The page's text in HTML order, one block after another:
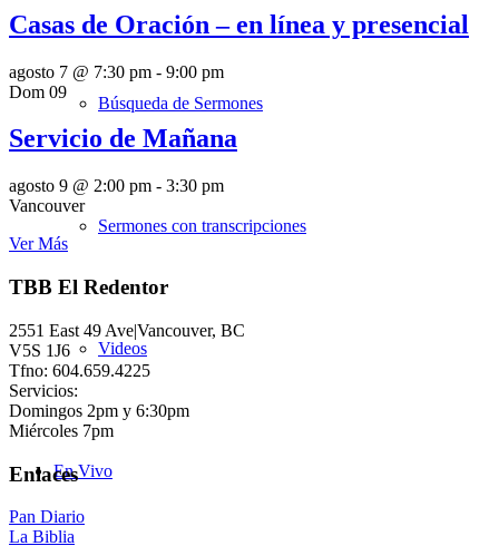
Búsqueda de Sermones
Sermones con transcripciones
Videos
En Vivo
Casas de Oración – en línea y presencial
agosto 7 @ 7:30 pm - 9:00 pm
Dom 09
Servicio de Mañana
agosto 9 @ 2:00 pm - 3:30 pm
Vancouver
Ver Más
TBB El Redentor
2551 East 49 Ave|Vancouver, BC
V5S 1J6
Tfno: 604.659.4225
Servicios:
Domingos 2pm y 6:30pm
Miércoles 7pm
Enlaces
Pan Diario
La Biblia